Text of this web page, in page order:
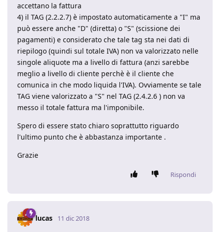
accettano la fattura
4) il TAG (2.2.2.7) è impostato automaticamente a "I" ma
può essere anche "D" (diretta) o "S" (scissione dei
pagamenti) e considerato che tale tag sta nei dati di
riepilogo (quindi sul totale IVA) non va valorizzato nelle
singole aliquote ma a livello di fattura (anzi sarebbe
meglio a livello di cliente perchè è il cliente che
comunica in che modo liquida l'IVA). Ovviamente se tale
TAG viene valorizzato a "S" nel TAG (2.4.2.6 ) non va
messo il totale fattura ma l'imponibile.
Spero di essere stato chiaro soprattutto riguardo
l'ultimo punto che è abbastanza importante .
Grazie
Rispondi
lucas 11 dic 2018